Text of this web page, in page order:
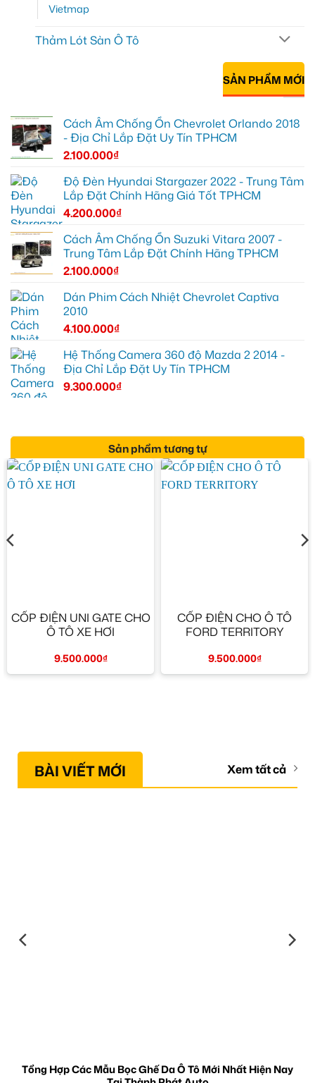
Vietmap
Thảm Lót Sàn Ô Tô
SẢN PHẨM MỚI
Cách Âm Chống Ồn Chevrolet Orlando 2018
- Địa Chỉ Lắp Đặt Uy Tín TPHCM
2.100.000₫
Độ Đèn Hyundai Stargazer 2022 - Trung Tâm
Lắp Đặt Chính Hãng Giá Tốt TPHCM
4.200.000₫
Cách Âm Chống Ồn Suzuki Vitara 2007 -
Trung Tâm Lắp Đặt Chính Hãng TPHCM
2.100.000₫
Dán Phim Cách Nhiệt Chevrolet Captiva
2010
4.100.000₫
Hệ Thống Camera 360 độ Mazda 2 2014 -
Địa Chỉ Lắp Đặt Uy Tín TPHCM
9.300.000₫
Sản phẩm tương tự
CỐP ĐIỆN UNI GATE CHO
Ô TÔ XE HƠI
9.500.000₫
CỐP ĐIỆN CHO Ô TÔ
FORD TERRITORY
9.500.000₫
BÀI VIẾT MỚI Xem tất cả
Tổng Hợp Các Mẫu Bọc Ghế Da Ô Tô Mới Nhất Hiện Nay